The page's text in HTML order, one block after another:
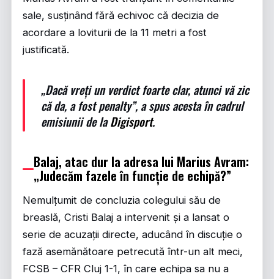
sale, susținând fără echivoc că decizia de
acordare a loviturii de la 11 metri a fost
justificată.
„Dacă vreți un verdict foarte clar, atunci vă zic
că da, a fost penalty”, a spus acesta în cadrul
emisiunii de laDigisport.
Balaj, atac dur la adresa lui Marius Avram:
„Judecăm fazele în funcție de echipă?”
Nemulțumit de concluzia colegului său de
breaslă, Cristi Balaj a intervenit și a lansat o
serie de acuzații directe, aducând în discuție o
fază asemănătoare petrecută într-un alt meci,
FCSB – CFR Cluj 1-1, în care echipa sa nu a